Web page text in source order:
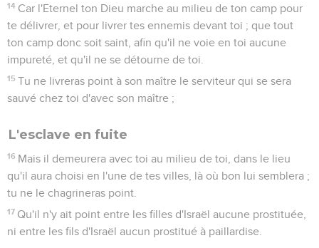
14 Car l'Eternel ton Dieu marche au milieu de ton camp pour
te délivrer, et pour livrer tes ennemis devant toi ; que tout
ton camp donc soit saint, afin qu'il ne voie en toi aucune
impureté, et qu'il ne se détourne de toi.
15 Tu ne livreras point à son maître le serviteur qui se sera
sauvé chez toi d'avec son maître ;
L'esclave en fuite
16 Mais il demeurera avec toi au milieu de toi, dans le lieu
qu'il aura choisi en l'une de tes villes, là où bon lui semblera ;
tu ne le chagrineras point.
17 Qu'il n'y ait point entre les filles d'Israël aucune prostituée,
ni entre les fils d'Israël aucun prostitué à paillardise.